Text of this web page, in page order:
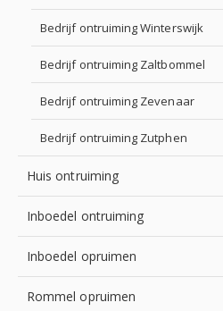
Bedrijf ontruiming Winterswijk
Bedrijf ontruiming Zaltbommel
Bedrijf ontruiming Zevenaar
Bedrijf ontruiming Zutphen
Huis ontruiming
Inboedel ontruiming
Inboedel opruimen
Rommel opruimen